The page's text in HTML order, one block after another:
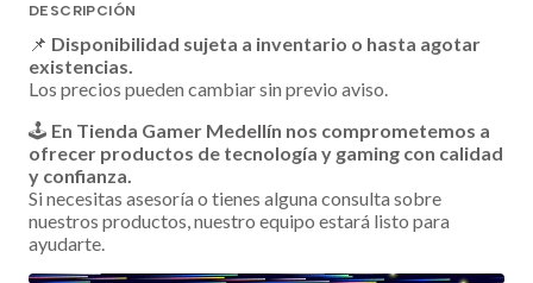
DESCRIPCIÓN
📌 Disponibilidad sujeta a inventario o hasta agotar
existencias.
Los precios pueden cambiar sin previo aviso.
🕹️ En Tienda Gamer Medellín nos comprometemos a
ofrecer productos de tecnología y gaming con calidad
y confianza.
Si necesitas asesoría o tienes alguna consulta sobre
nuestros productos, nuestro equipo estará listo para
ayudarte.